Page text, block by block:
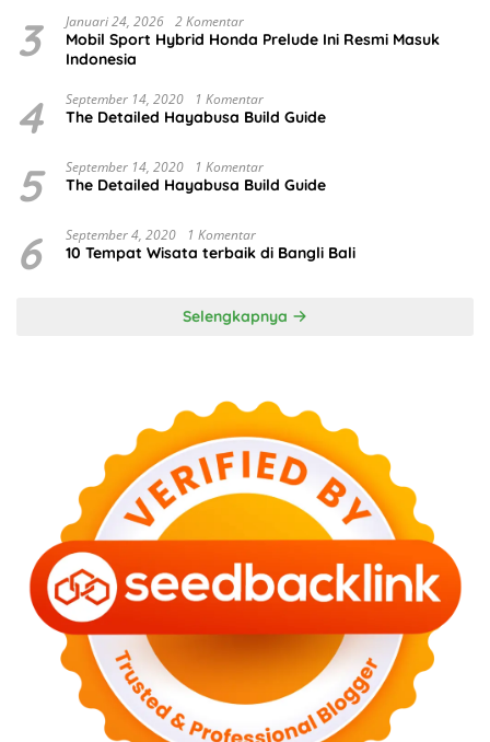
3 Januari 24, 2026 2 Komentar
Mobil Sport Hybrid Honda Prelude Ini Resmi Masuk
Indonesia
4 September 14, 2020 1 Komentar
The Detailed Hayabusa Build Guide
5 September 14, 2020 1 Komentar
The Detailed Hayabusa Build Guide
6 September 4, 2020 1 Komentar
10 Tempat Wisata terbaik di Bangli Bali
Selengkapnya